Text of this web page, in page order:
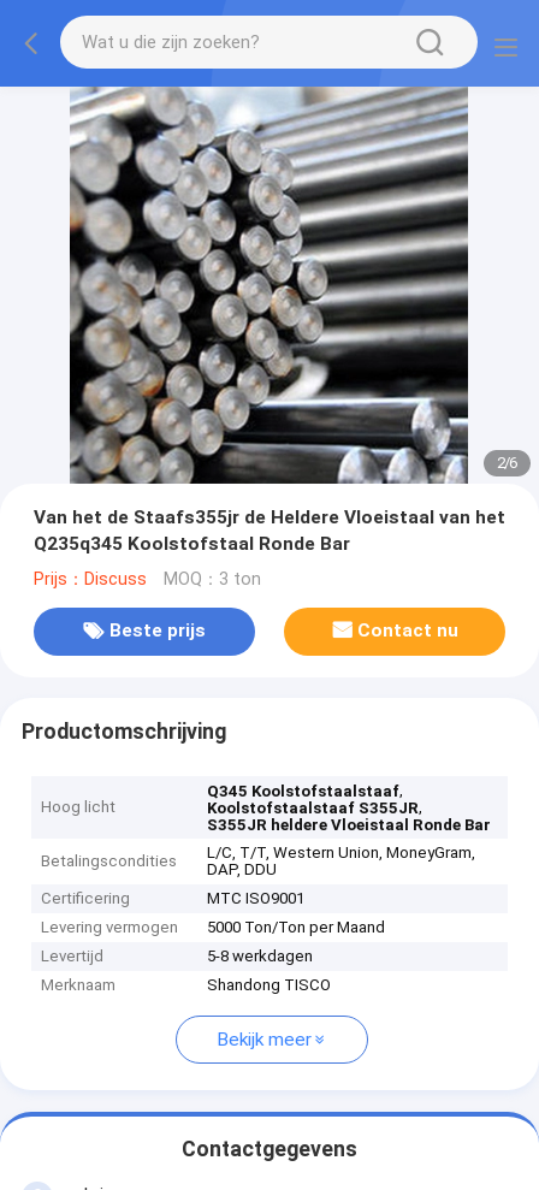
2/6
Van het de Staafs355jr de Heldere Vloeistaal van het
Q235q345 Koolstofstaal Ronde Bar
Prijs：Discuss MOQ：3 ton
Beste prijs Contact nu
Productomschrijving
Hoog licht
Q345 Koolstofstaalstaaf,
Koolstofstaalstaaf S355JR,
S355JR heldere Vloeistaal Ronde Bar
Betalingscondities
L/C, T/T, Western Union, MoneyGram,
DAP, DDU
Certificering
MTC ISO9001
Levering vermogen
5000 Ton/Ton per Maand
Levertijd
5-8 werkdagen
Merknaam
Shandong TISCO
Bekijk meer
Contactgegevens